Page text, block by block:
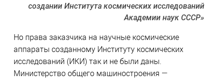
создании Института космических исследований
Академии наук СССР»
Но права заказчика на научные космические
аппараты созданному Институту космических
исследований (ИКИ) так и не были даны.
Министерство общего машиностроения —